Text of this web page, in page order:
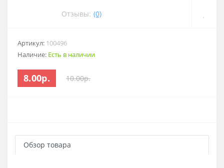
Отзывы: (0)
Артикул: 100496
Наличие: Есть в наличии
8.00р. 10.00р.
Обзор товара